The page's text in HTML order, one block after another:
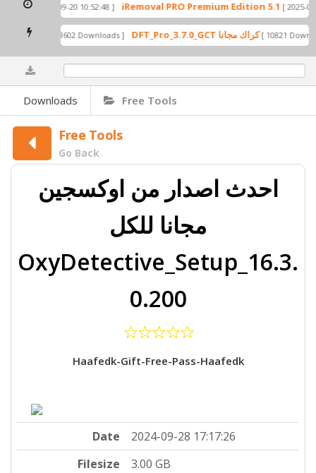
[ 2025-09-20 10:52:48 ] iRemoval PRO Premium Edition 5.1 [ 2025-09-
GCT Pack Free Released For All Users 2024 مجانا [ 43602 Downloads ] DFT_Pro_3.7.0_GCT كراك مجانا [ 10821
Downloads Free Tools
Free Tools
Go Back
احدث اصدار من اوكسجين
مجانا للكل
OxyDetective_Setup_16.3.
0.200
Haafedk-Gift-Free-Pass-Haafedk
Date
2024-09-28 17:17:26
Filesize
3.00 GB